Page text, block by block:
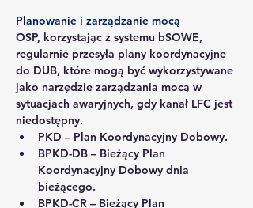
Planowanie i zarządzanie mocą
OSP, korzystając z systemu bSOWE,
regularnie przesyła plany koordynacyjne
do DUB, które mogą być wykorzystywane
jako narzędzie zarządzania mocą w
sytuacjach awaryjnych, gdy kanał LFC jest
niedostępny.
PKD – Plan Koordynacyjny Dobowy.
BPKD-DB – Bieżący Plan
Koordynacyjny Dobowy dnia
bieżącego.
BPKD-CR – Bieżący Plan